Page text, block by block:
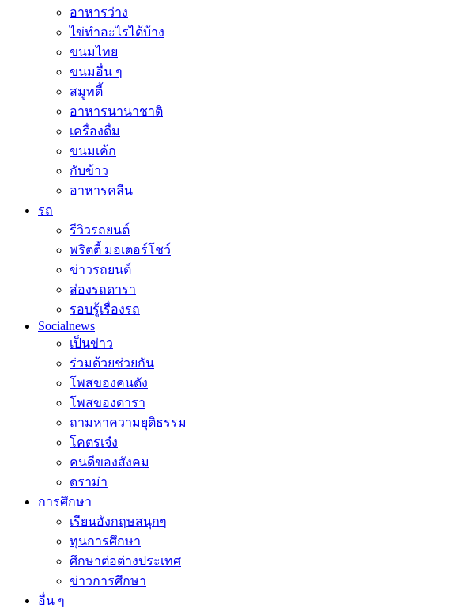
อาหารว่าง
ไข่ทำอะไรได้บ้าง
ขนมไทย
ขนมอื่น ๆ
สมูทตี้
อาหารนานาชาติ
เครื่องดื่ม
ขนมเค้ก
กับข้าว
อาหารคลีน
รถ
รีวิวรถยนต์
พริตตี้ มอเตอร์โชว์
ข่าวรถยนต์
ส่องรถดารา
รอบรู้เรื่องรถ
Socialnews
เป็นข่าว
ร่วมด้วยช่วยกัน
โพสของคนดัง
โพสของดารา
ถามหาความยุติธรรม
โคตรเจ๋ง
คนดีของสังคม
ดราม่า
การศึกษา
เรียนอังกฤษสนุกๆ
ทุนการศึกษา
ศึกษาต่อต่างประเทศ
ข่าวการศึกษา
อื่น ๆ